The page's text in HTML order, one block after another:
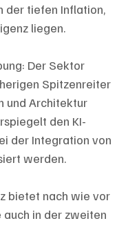
der tiefen Inflation,
liegen.
Der Sektor
Spitzenreiter
und Architektur
den KI-
der Integration von
werden.
bietet nach wie vor
in der zweiten